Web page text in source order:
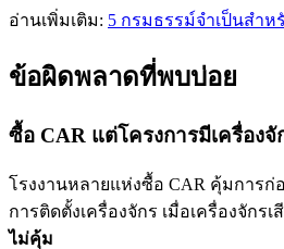
อ่านเพิ่มเติม: 5 กรมธรรม์จำเป็นสำห
ข้อผิดพลาดที่พบบ่อย
ซื้อ CAR แต่โครงการมีเครื่องจั
โรงงานหลายแห่งซื้อ CAR คุ้มการก่
การติดตั้งเครื่องจักร เมื่อเครื่องจักร
ไม่คุ้ม